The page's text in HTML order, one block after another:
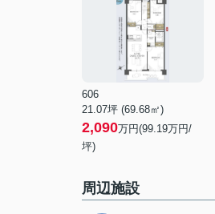
606
21.07坪 (69.68㎡)
2,090万円(99.19万円/
坪)
周辺施設